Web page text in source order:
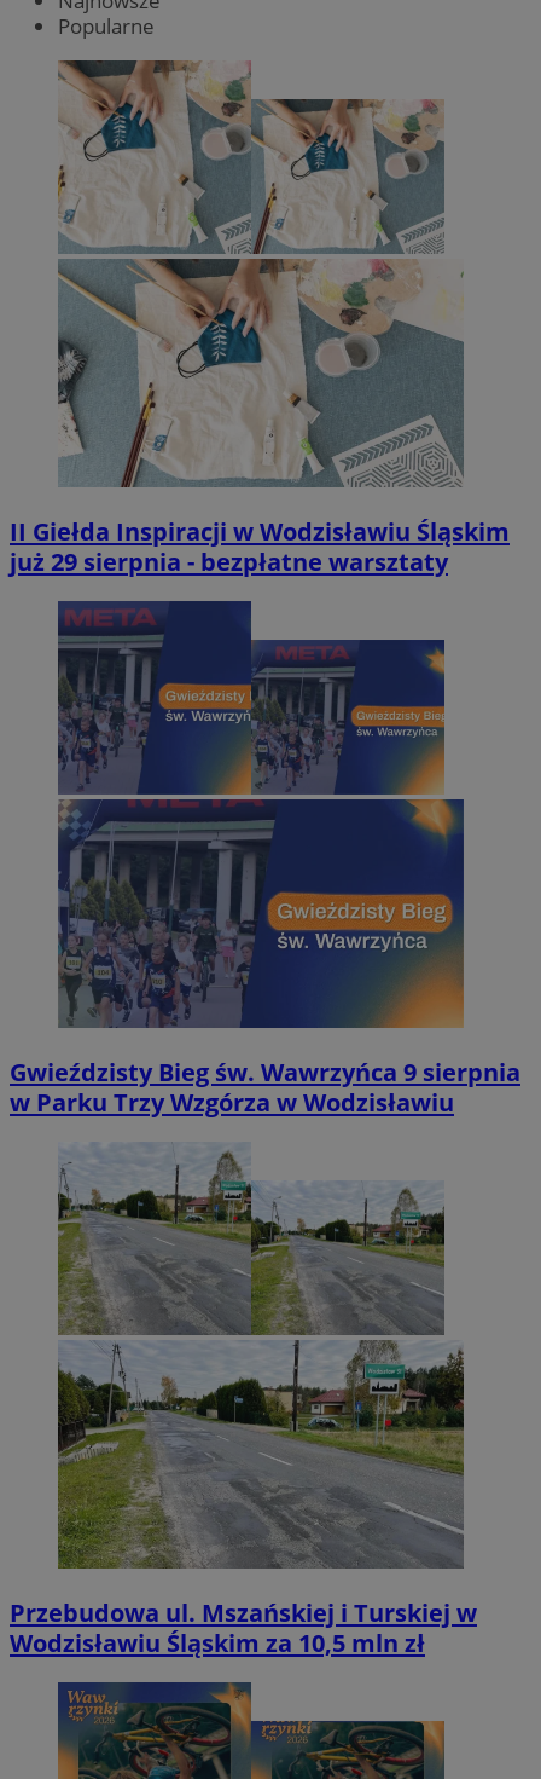
Popularne
II Giełda Inspiracji w Wodzisławiu Śląskim
już 29 sierpnia - bezpłatne warsztaty
Gwieździsty Bieg św. Wawrzyńca 9 sierpnia
w Parku Trzy Wzgórza w Wodzisławiu
Przebudowa ul. Mszańskiej i Turskiej w
Wodzisławiu Śląskim za 10,5 mln zł